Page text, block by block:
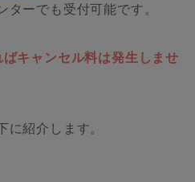
ターでも受付可能です。
キャンセル料は発生しませ
に紹介します。